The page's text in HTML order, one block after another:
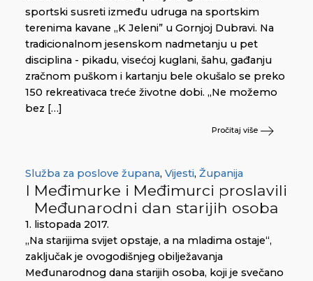
sportski susreti između udruga na sportskim
terenima kavane „K Jeleni” u Gornjoj Dubravi. Na
tradicionalnom jesenskom nadmetanju u pet
disciplina - pikadu, visećoj kuglani, šahu, gađanju
zračnom puškom i kartanju bele okušalo se preko
150 rekreativaca treće životne dobi. „Ne možemo
bez […]
Pročitaj više
Služba za poslove župana, Vijesti, Županija
I Međimurke i Međimurci proslavili
Međunarodni dan starijih osoba
1. listopada 2017.
„Na starijima svijet opstaje, a na mladima ostaje“,
zaključak je ovogodišnjeg obilježavanja
Međunarodnog dana starijih osoba, koji je svečano